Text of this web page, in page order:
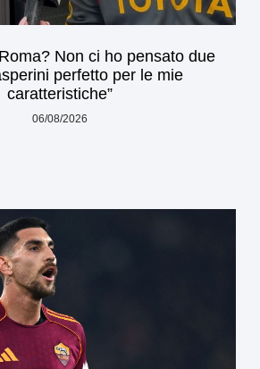
Non ci ho pensato due
perfetto per le mie
caratteristiche”
06/08/2026